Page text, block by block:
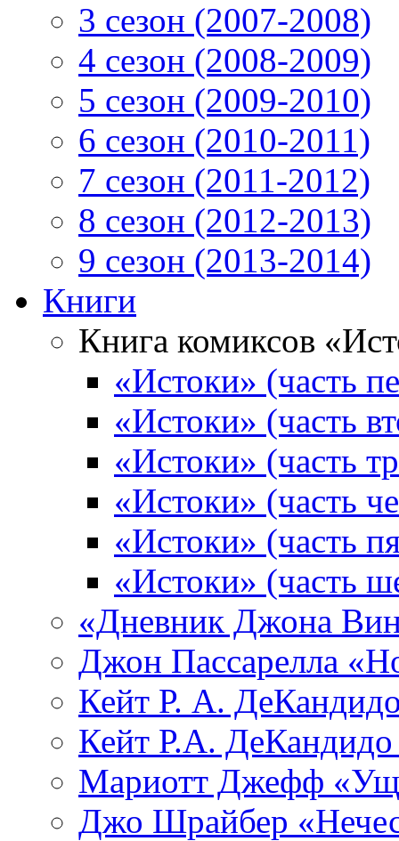
3 сезон (2007-2008)
4 сезон (2008-2009)
5 сезон (2009-2010)
6 сезон (2010-2011)
7 сезон (2011-2012)
8 сезон (2012-2013)
9 сезон (2013-2014)
Книги
Книга комиксов
«Истоки» (часть
«Истоки» (часть
«Истоки» (часть
«Истоки» (часть
«Истоки» (часть
«Истоки» (часть
«Дневник Джона
Джон Пассарелла
Кейт Р. А.
Кейт Р.А.
Мариотт Джефф
Джо Шрайбер